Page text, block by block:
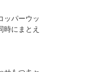
ッパーウッ
時にまとえ